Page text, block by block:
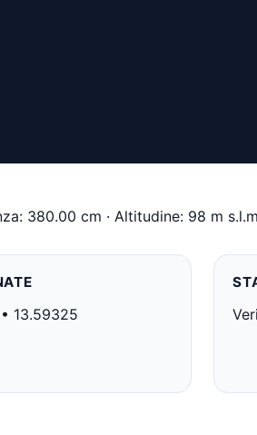
380.00 cm · Altitudine: 98 m
13.59325